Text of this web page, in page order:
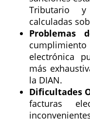
Tributario
calculadas
Problemas
electrónica
más
la DIAN.
Dificultades
facturas